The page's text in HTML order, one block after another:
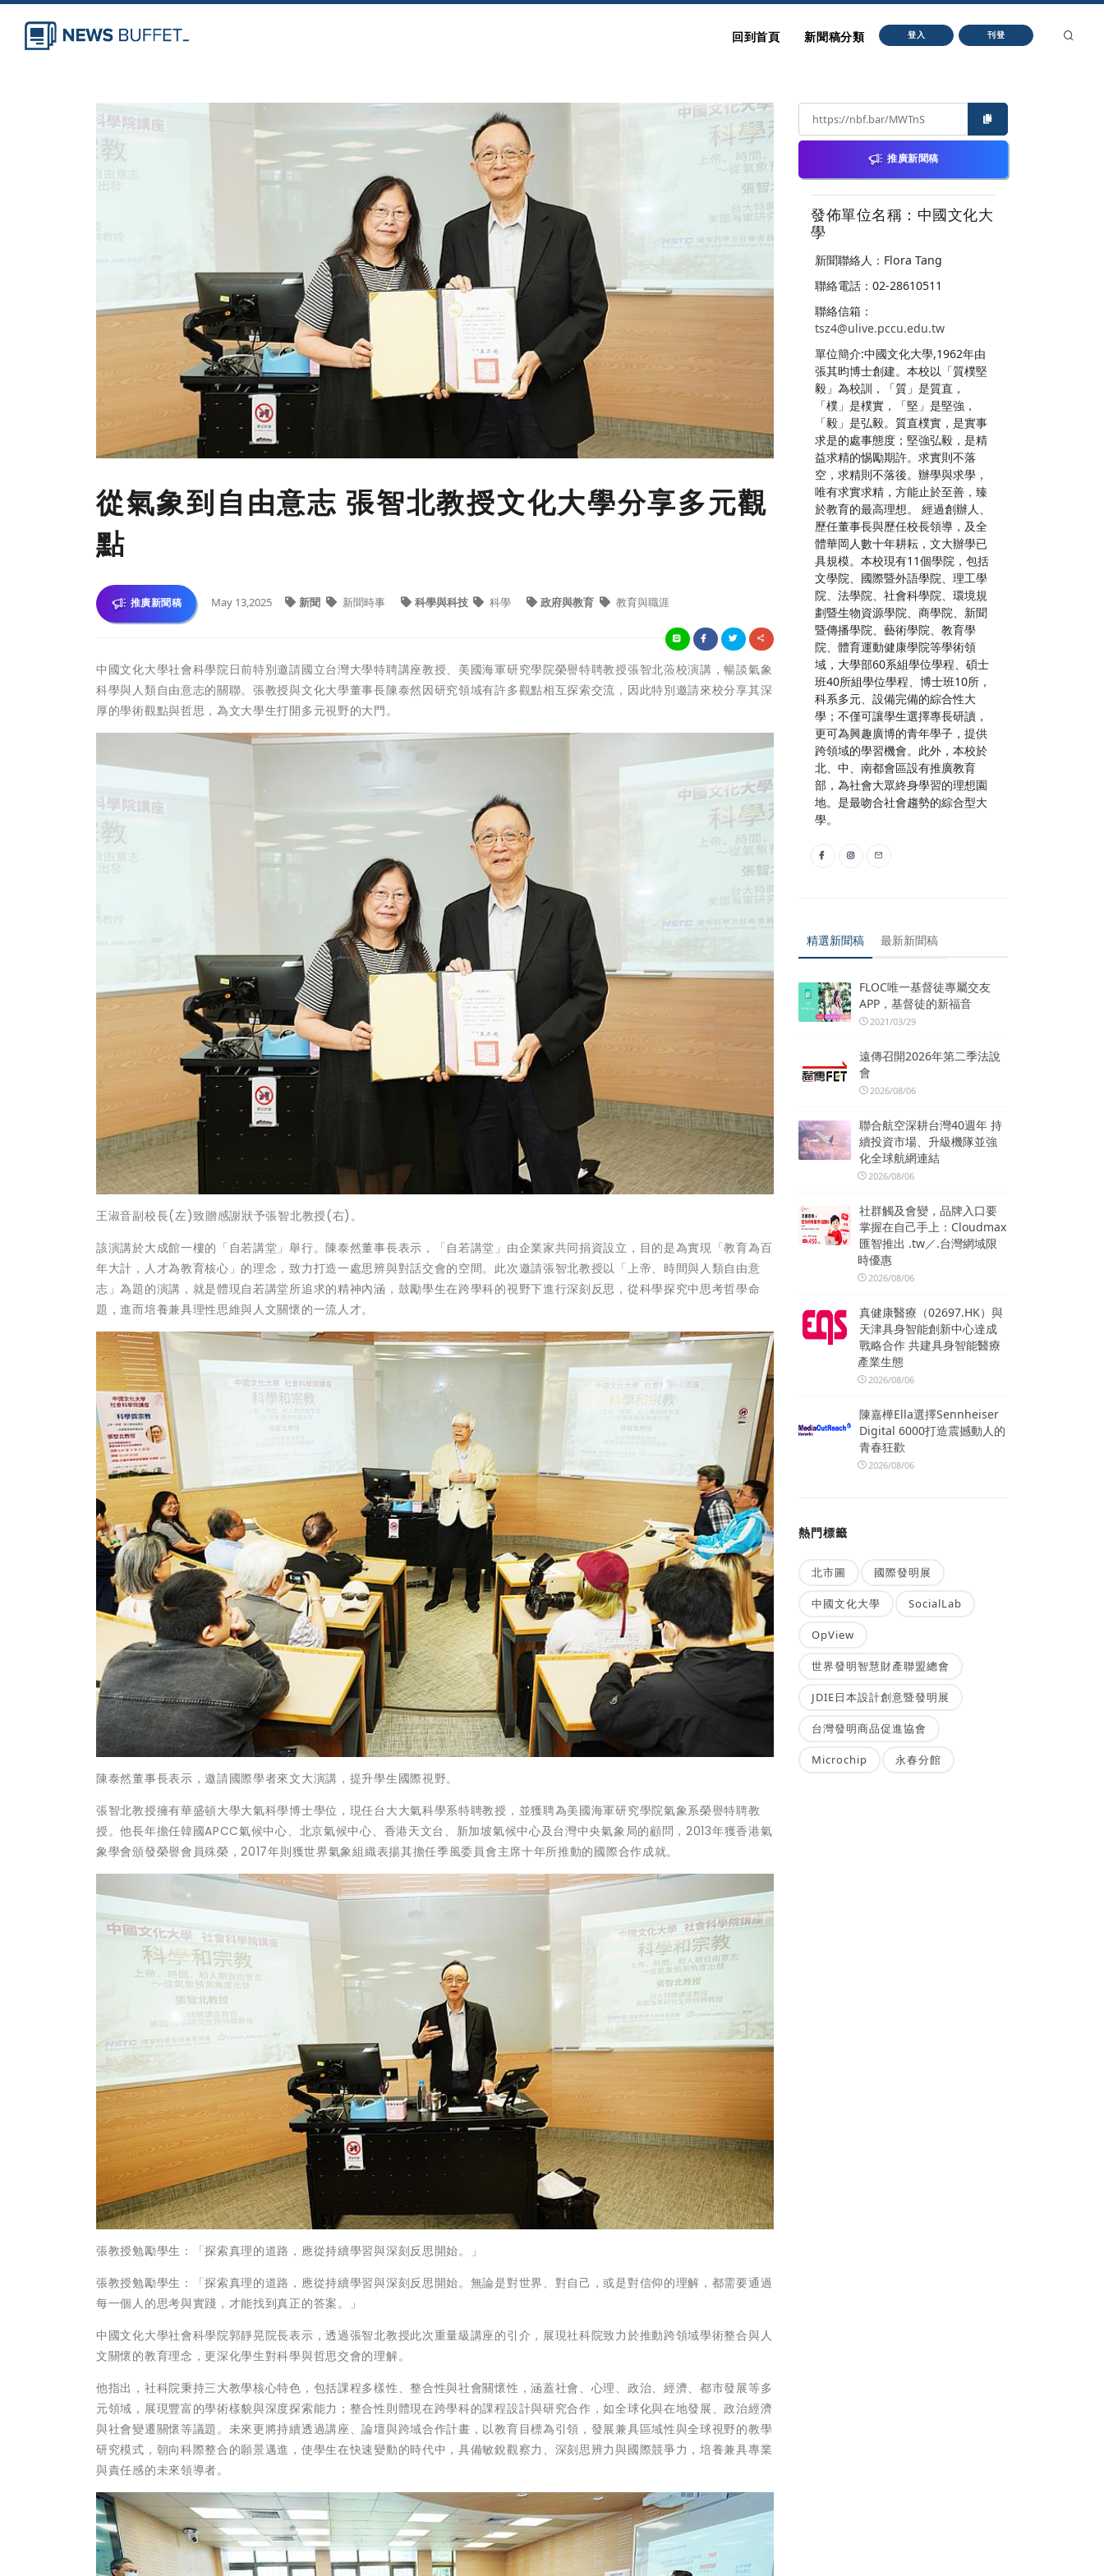
回到首頁 新聞稿分類 登入 刊登
從氣象到自由意志 張智北教授文化大學分享多元觀
點
推廣新聞稿 May 13,2025 新聞 新聞時事 科學與科技 科學 政府與教育 教育與職涯
中國文化大學社會科學院日前特別邀請國立台灣大學特聘講座教授、美國海軍研究學院榮譽特聘教授張智北蒞校演講，暢談氣象
科學與人類自由意志的關聯。張教授與文化大學董事長陳泰然因研究領域有許多觀點相互探索交流，因此特別邀請來校分享其深
厚的學術觀點與哲思，為文大學生打開多元視野的大門。
王淑音副校長(左)致贈感謝狀予張智北教授(右)。
該演講於大成館一樓的「自若講堂」舉行。陳泰然董事長表示，「自若講堂」由企業家共同捐資設立，目的是為實現「教育為百
年大計，人才為教育核心」的理念，致力打造一處思辨與對話交會的空間。此次邀請張智北教授以「上帝、時間與人類自由意
志」為題的演講，就是體現自若講堂所追求的精神內涵，鼓勵學生在跨學科的視野下進行深刻反思，從科學探究中思考哲學命
題，進而培養兼具理性思維與人文關懷的一流人才。
陳泰然董事長表示，邀請國際學者來文大演講，提升學生國際視野。
張智北教授擁有華盛頓大學大氣科學博士學位，現任台大大氣科學系特聘教授，並獲聘為美國海軍研究學院氣象系榮譽特聘教
授。他長年擔任韓國APCC氣候中心、北京氣候中心、香港天文台、新加坡氣候中心及台灣中央氣象局的顧問，2013年獲香港氣
象學會頒發榮譽會員殊榮，2017年則獲世界氣象組織表揚其擔任季風委員會主席十年所推動的國際合作成就。
張教授勉勵學生：「探索真理的道路，應從持續學習與深刻反思開始。」
張教授勉勵學生：「探索真理的道路，應從持續學習與深刻反思開始。無論是對世界、對自己，或是對信仰的理解，都需要通過
每一個人的思考與實踐，才能找到真正的答案。」
中國文化大學社會科學院郭靜晃院長表示，透過張智北教授此次重量級講座的引介，展現社科院致力於推動跨領域學術整合與人
文關懷的教育理念，更深化學生對科學與哲思交會的理解。
他指出，社科院秉持三大教學核心特色，包括課程多樣性、整合性與社會關懷性，涵蓋社會、心理、政治、經濟、都市發展等多
元領域，展現豐富的學術樣貌與深度探索能力；整合性則體現在跨學科的課程設計與研究合作，如全球化與在地發展、政治經濟
與社會變遷關懷等議題。未來更將持續透過講座、論壇與跨域合作計畫，以教育目標為引領，發展兼具區域性與全球視野的教學
研究模式，朝向科際整合的願景邁進，使學生在快速變動的時代中，具備敏銳觀察力、深刻思辨力與國際競爭力，培養兼具專業
與責任感的未來領導者。
推廣新聞稿
發佈單位名稱：中國文化大
學
新聞聯絡人：Flora Tang
聯絡電話：02-28610511
聯絡信箱：
tsz4@ulive.pccu.edu.tw
單位簡介:中國文化大學,1962年由
張其昀博士創建。本校以「質樸堅
毅」為校訓，「質」是質直，
「樸」是樸實，「堅」是堅強，
「毅」是弘毅。質直樸實，是實事
求是的處事態度；堅強弘毅，是精
益求精的惕勵期許。求實則不落
空，求精則不落後。辦學與求學，
唯有求實求精，方能止於至善，臻
於教育的最高理想。 經過創辦人、
歷任董事長與歷任校長領導，及全
體華岡人數十年耕耘，文大辦學已
具規模。本校現有11個學院，包括
文學院、國際暨外語學院、理工學
院、法學院、社會科學院、環境規
劃暨生物資源學院、商學院、新聞
暨傳播學院、藝術學院、教育學
院、體育運動健康學院等學術領
域，大學部60系組學位學程、碩士
班40所組學位學程、博士班10所，
科系多元、設備完備的綜合性大
學；不僅可讓學生選擇專長研讀，
更可為興趣廣博的青年學子，提供
跨領域的學習機會。此外，本校於
北、中、南都會區設有推廣教育
部，為社會大眾終身學習的理想園
地。是最吻合社會趨勢的綜合型大
學。
精選新聞稿 最新新聞稿
FLOC唯一基督徒專屬交友
APP，基督徒的新福音
2021/03/29
遠傳召開2026年第二季法說
會
2026/08/06
聯合航空深耕台灣40週年 持
續投資市場、升級機隊並強
化全球航網連結
2026/08/06
社群觸及會變，品牌入口要
掌握在自己手上：Cloudmax
匯智推出 .tw／.台灣網域限
時優惠
2026/08/06
真健康醫療（02697.HK）與
天津具身智能創新中心達成
戰略合作 共建具身智能醫療
產業生態
2026/08/06
陳嘉樺Ella選擇Sennheiser
Digital 6000打造震撼動人的
青春狂歡
2026/08/06
熱門標籤
北市圖 國際發明展
中國文化大學 SocialLab
OpView
世界發明智慧財產聯盟總會
JDIE日本設計創意暨發明展
台灣發明商品促進協會
Microchip 永春分館